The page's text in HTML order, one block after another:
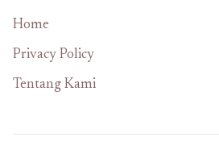
Home
Privacy Policy
Tentang Kami